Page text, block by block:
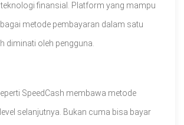
finansial. Platform yang mampu
metode pembayaran dalam satu
diminati oleh pengguna.
SpeedCash membawa metode
selanjutnya. Bukan cuma bisa bayar